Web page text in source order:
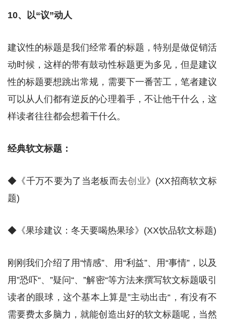
10、以“议”动人
建议性的标题是我们经常看的标题，特别是做促销活
动时候，这样的带有鼓动性标题更为多见，但是建议
性的标题要想跳出常规，需要下一番苦工，笔者建议
可以从人们都有逆反的心理着手，不让他干什么，这
样读者往往都会想着干什么。
经典软文标题：
◆《千万不要为了当老板而去创业》(XX招商软文标
题)
◆《果珍建议：冬天要喝热果珍》(XX饮品软文标题)
刚刚我们介绍了用“情感”、用“利益”、用“事情”，以及
用”恐吓“、”疑问“、”解密“等方法来撰写软文标题吸引
读者的眼球，这个基本上算是”主动出击“，有没有不
需要费太多脑力，就能创造出好的软文标题呢，当然